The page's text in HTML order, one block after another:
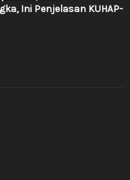
Ini Penjelasan KUHAP-